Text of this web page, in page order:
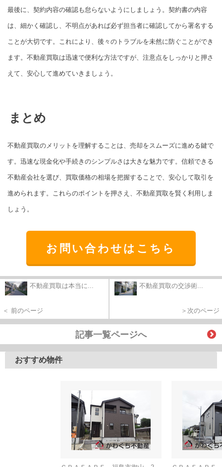
最後に、契約内容の確認も怠らないようにしましょう。契約書の内容
は、細かく確認し、不明点があれば必ず担当者に確認してから署名する
ことが大切です。これにより、後々のトラブルを未然に防ぐことができ
ます。不動産買取は迅速で便利な方法ですが、注意点をしっかりと押さ
えて、安心して進めていきましょう。
まとめ
不動産買取のメリットを理解することは、売却をスムーズに進める鍵で
す。迅速な現金化や手続きのシンプルさは大きな魅力です。信頼できる
不動産会社を選び、買取価格の相場を把握することで、安心して取引を
進められます。これらのポイントを押さえ、不動産買取を賢く利用しま
しょう。
お問い合わせはこちら
不動産買取は本当に...
＜ 前のページ
不動産買取の交渉術...
＞次のページ
記事一覧ページへ
おすすめ物件